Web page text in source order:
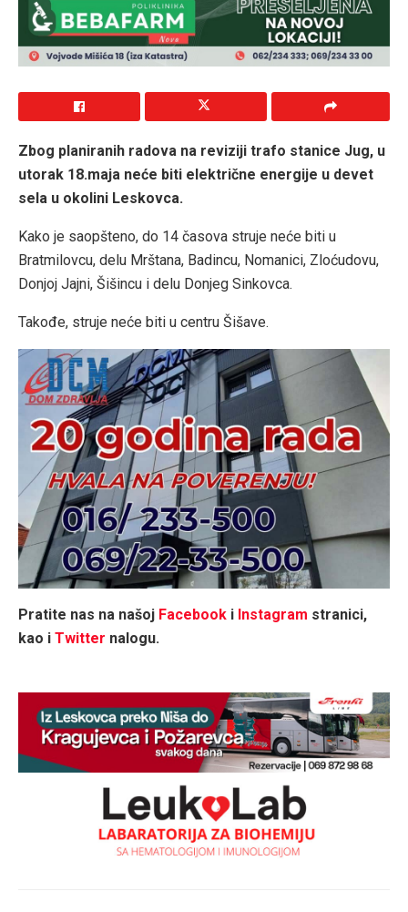
Zbog planiranih radova na reviziji trafo stanice Jug, u
utorak 18.maja neće biti električne energije u devet
sela u okolini Leskovca.
Kako je saopšteno, do 14 časova struje neće biti u
Bratmilovcu, delu Mrštana, Badincu, Nomanici, Zloćudovu,
Donjoj Jajni, Šišincu i delu Donjeg Sinkovca.
Takođe, struje neće biti u centru Šišave.
Pratite nas na našoj Facebook i Instagram stranici,
kao i Twitter nalogu.